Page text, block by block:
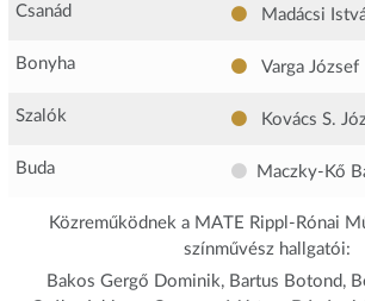
Csanád Madácsi
Bonyha Varga József
Szalók Kovács S.
Buda Maczky-Kő
Közreműködnek a MATE Rippl-Rónai
színművész hallgatói:
Bakos Gergő Dominik, Bartus Botond,